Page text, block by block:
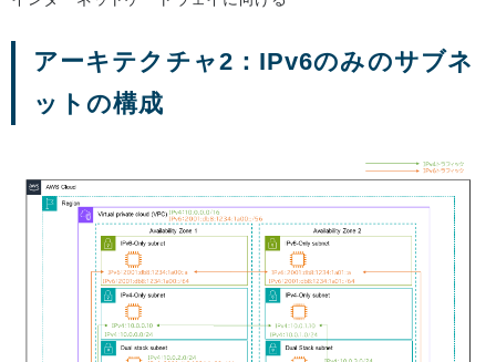
アーキテクチャ2：IPv6のみのサブネ
ットの構成